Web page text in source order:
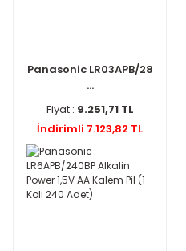
Panasonic LR03APB/28
...
Fiyat : 9.251,71 TL
İndirimli 7.123,82 TL